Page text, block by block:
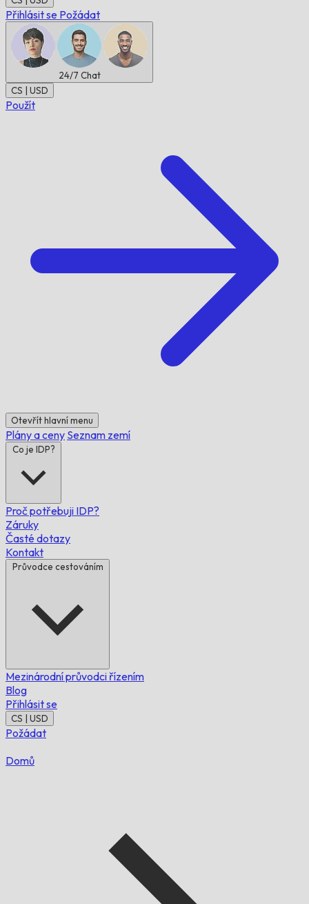
Přihlásit se Požádat
24/7 Chat
CS | USD
Použít
Otevřít hlavní menu
Plány a ceny Seznam zemí
Co je IDP?
Proč potřebuji IDP?
Záruky
Časté dotazy
Kontakt
Průvodce cestováním
Mezinárodní průvodci řízením
Blog
Přihlásit se
CS | USD
Požádat
Domů